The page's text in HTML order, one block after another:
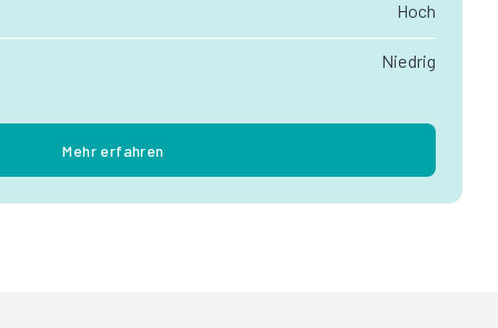
Hoch
Niedrig
Mehr erfahren